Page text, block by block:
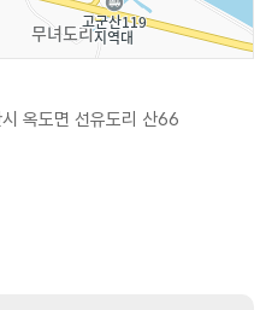
옥도면 선유도리 산66